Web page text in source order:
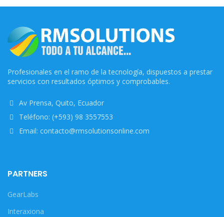
Profesionales en el ramo de la tecnología, dispuestos a prestar
servicios con resultados óptimos y comprobables.
Av Prensa, Quito, Ecuador
Teléfono: (+593) 98 3557553
Email: contacto@rmsolutionsonline.com
PARTNERS
GearLabs
Interaxiona